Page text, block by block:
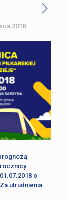
2018
o
utrudnienia